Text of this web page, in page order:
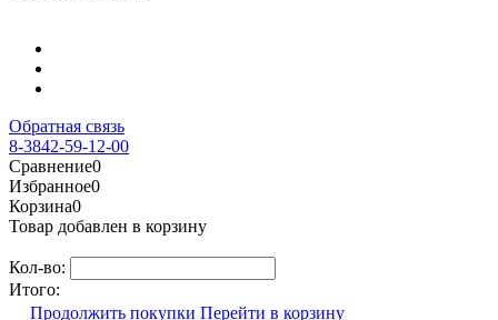
Обратная связь
8-3842-59-12-00
Сравнение0
Избранное0
Корзина0
Товар добавлен в корзину
Кол-во:
Итого:
Продолжить покупки Перейти в корзину